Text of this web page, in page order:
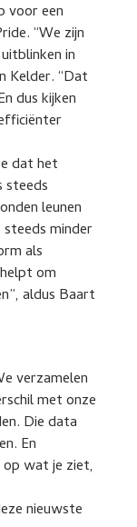
voor een
“We zijn
in
Kelder. “Dat
dus kijken
dat het
steeds
leunen
minder
als
om
aldus Baart
verzamelen
met onze
Die data
En
wat je ziet,
nieuwste